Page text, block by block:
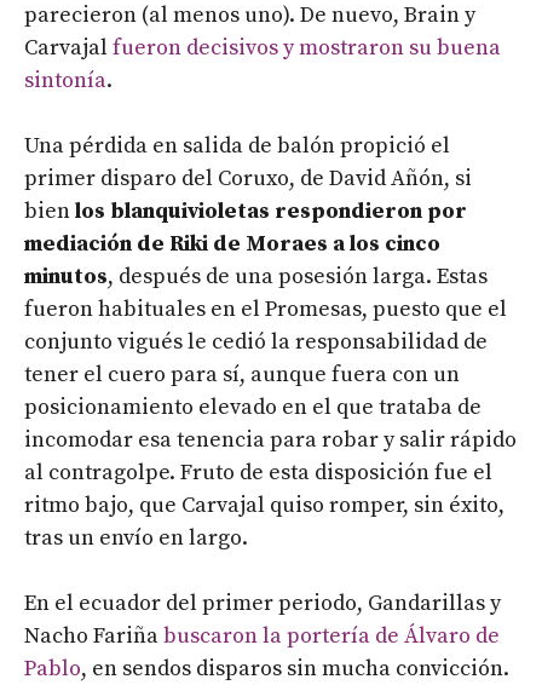
parecieron (al menos uno). De nuevo, Brain y
Carvajal fueron decisivos y mostraron su buena
sintonía.
Una pérdida en salida de balón propició el
primer disparo del Coruxo, de David Añón, si
bienlos blanquivioletas respondieron por
mediación de Riki de Moraes a los cinco
minutos, después de una posesión larga. Estas
fueron habituales en el Promesas, puesto que el
conjunto vigués le cedió la responsabilidad de
tener el cuero para sí, aunque fuera con un
posicionamiento elevado en el que trataba de
incomodar esa tenencia para robar y salir rápido
al contragolpe. Fruto de esta disposición fue el
ritmo bajo, que Carvajal quiso romper, sin éxito,
tras un envío en largo.
En el ecuador del primer periodo, Gandarillas y
Nacho Fariñabuscaron la portería de Álvaro de
Pablo, en sendos disparos sin mucha convicción.